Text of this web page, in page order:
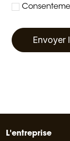
Envoyer
L'entreprise